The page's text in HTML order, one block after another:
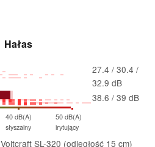
Hałas
27.4 / 30.4 /
32.9 dB
38.6 / 39 dB
40 dB(A)
słyszalny
50 dB(A)
irytujący
Voltcraft SL-320 (odległość 15 cm)